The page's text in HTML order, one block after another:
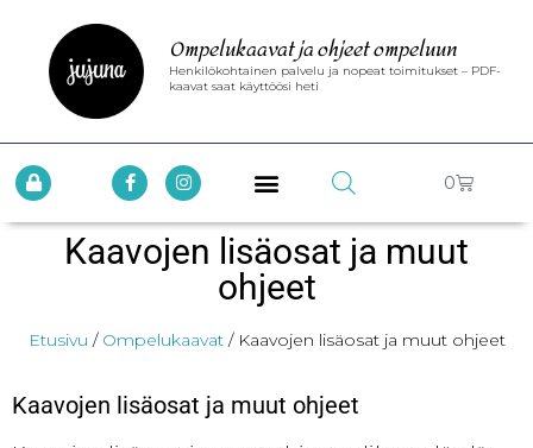
Ompelukaavat ja ohjeet ompeluun
Henkilökohtainen palvelu ja nopeat toimitukset – PDF-
kaavat saat käyttöösi heti
0
Kaavojen lisäosat ja muut
ohjeet
Etusivu / Ompelukaavat/ Kaavojen lisäosat ja muut ohjeet
Kaavojen lisäosat ja muut ohjeet